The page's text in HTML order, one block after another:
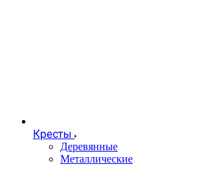
Кресты
Деревянные
Металлические